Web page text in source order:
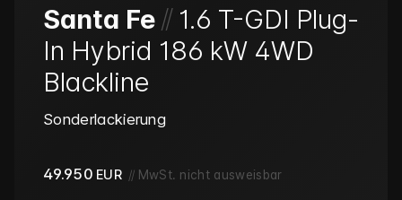
Santa Fe // 1.6 T-GDI Plug-
In Hybrid 186 kW 4WD
Blackline
Sonderlackierung
49.950 EUR // MwSt. nicht ausweisbar